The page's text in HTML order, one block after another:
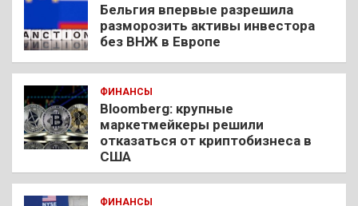
Бельгия впервые разрешила
разморозить активы инвестора
без ВНЖ в Европе
ФИНАНСЫ
Bloomberg: крупные
маркетмейкеры решили
отказаться от криптобизнеса в
США
ФИНАНСЫ